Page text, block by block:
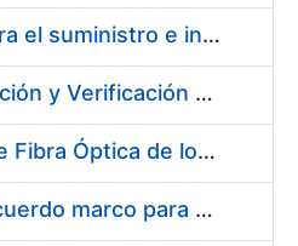
Acuerdo marco para el suministro e instalación de persianas, estores y otros complementos
Servicio de Calibración y Verificación Externa de los Equipos de Medición del Servicio de Prevención de la FNMT-RCM
Conexión mediante Fibra Óptica de los Centros de Proceso de Datos (CPDs) de las sedes de la FNMT-RCM de Burgos y Madrid
Contratación de acuerdo marco para el Suministro de Material de Electricidad para la Fábrica Nacional de Moneda y Timbre-Real Casa de la Moneda en su centro de trabajo de Burgos